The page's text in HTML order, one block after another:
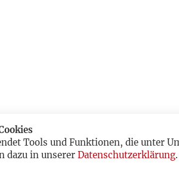
Tools und Funktionen, die unter
dazu in unserer Datenschutzerklärung.